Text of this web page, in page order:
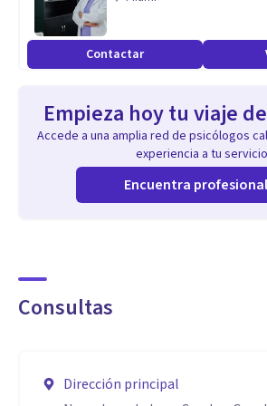
Capacidad de intervención cuidadosa y
respetando el ritmo del paciente.
Lectura y comprensión profunda del
Acompañamiento en procesos de
elaboración del sufrimiento y
Ética profesional sólida y respeto
Contactar
Empieza hoy tu viaje
Accede a una amplia red de psicólogos
experiencia a tu
Encuentra
Consultas
Dirección principal